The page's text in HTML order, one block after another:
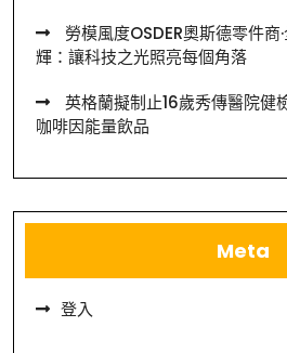
勞模風度OSDER奧斯德零件商
輝：讓科技之光照亮每個角落
英格蘭擬制止16歲秀傳醫院健
咖啡因能量飲品
Meta
登入